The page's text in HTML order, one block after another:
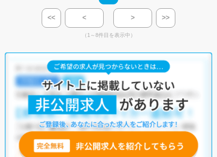
<< < > >>
（1～8件目を表示中）